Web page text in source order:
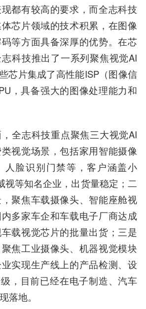
都有较高的要求，而全志科技
芯片领域的技术积累，在图像
等方面具备深厚的优势。在芯
科技推出了一系列聚焦视觉AI
芯片集成了高性能ISP（图像信
，具备强大的图像处理能力和
全志科技重点聚焦三大视觉AI
视觉场景，包括家用智能摄像
人脸识别门禁等，客户涵盖小
视等知名企业，出货量稳定； 二
，聚焦车载摄像头、智能座舱视
多家车企和车载电子厂商达成
载视觉芯片的批量出货； 三是
聚焦工业摄像头、机器视觉模块
实现生产线上的产品检测、设
，目前已经在电子制造、汽车
落地。